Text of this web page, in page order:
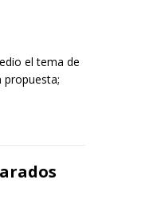
el tema de
propuesta;